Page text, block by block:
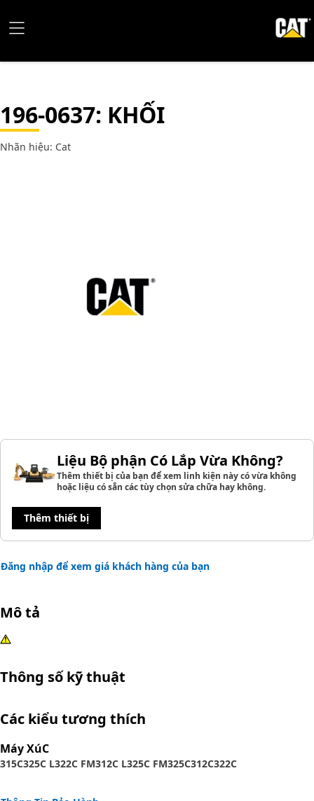
196-0637: KHỐI
Nhãn hiệu: Cat
Liệu Bộ phận Có Lắp Vừa Không?
Thêm thiết bị của bạn để xem linh kiện này có vừa không
hoặc liệu có sẵn các tùy chọn sửa chữa hay không.
Thêm thiết bị
Đăng nhập để xem giá khách hàng của bạn
Mô tả
Thông số kỹ thuật
Các kiểu tương thích
Máy XúC
315C325C L322C FM312C L325C FM325C312C322C